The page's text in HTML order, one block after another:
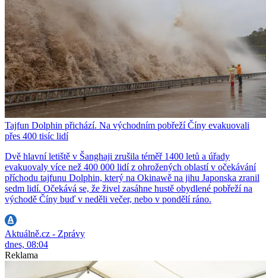
Tajfun Dolphin přichází. Na východním pobřeží Číny evakuovali
přes 400 tisíc lidí
Dvě hlavní letiště v Šanghaji zrušila téměř 1400 letů a úřady
evakuovaly více než 400 000 lidí z ohrožených oblastí v očekávání
příchodu tajfunu Dolphin, který na Okinawě na jihu Japonska zranil
sedm lidí. Očekává se, že živel zasáhne hustě obydlené pobřeží na
východě Číny buď v neděli večer, nebo v pondělí ráno.
Aktuálně.cz - Zprávy
dnes, 08:04
Reklama